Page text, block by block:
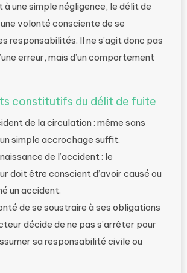
à une simple négligence, le délit de
volonté consciente de se
responsabilités. Il ne s’agit donc pas
erreur, mais d’un comportement
constitutifs du délit de fuite
de la circulation : même sans
simple accrochage suffit.
de l’accident : le
doit être conscient d’avoir causé ou
un accident.
de se soustraire à ses obligations
décide de ne pas s’arrêter pour
sa responsabilité civile ou